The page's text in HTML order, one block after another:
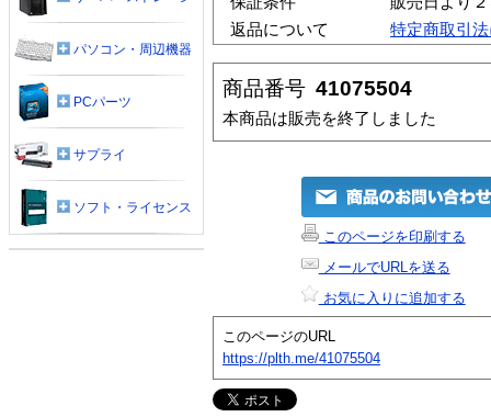
返品について
特定商取引
商品番号 41075504
本商品は販売を終了しました
このページを印刷する
メールでURLを送る
お気に入りに追加する
このページのURL
https://plth.me/41075504
パソコン・周辺機器
PCパーツ
サプライ
ソフト・ライセンス